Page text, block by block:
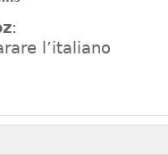
:
l’italiano